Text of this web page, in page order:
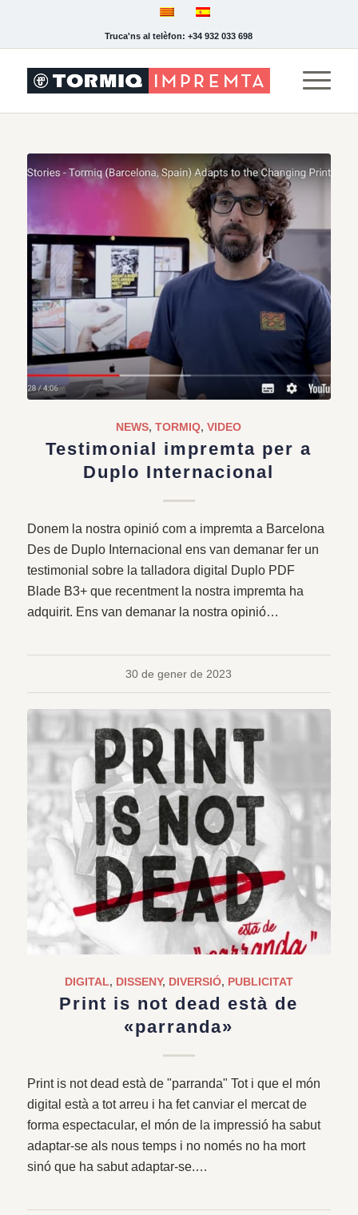
Truca'ns al telèfon: +34 932 033 698
NEWS,TORMIQ,VIDEO
Testimonial impremta per a
Duplo Internacional
Donem la nostra opinió com a impremta a Barcelona
Des de Duplo Internacional ens van demanar fer un
testimonial sobre la talladora digital Duplo PDF
Blade B3+ que recentment la nostra impremta ha
adquirit. Ens van demanar la nostra opinió…
30 de gener de 2023
DIGITAL, DISSENY, DIVERSIÓ, PUBLICITAT
Print is not dead està de
«parranda»
Print is not dead està de "parranda" Tot i que el món
digital està a tot arreu i ha fet canviar el mercat de
forma espectacular, el món de la impressió ha sabut
adaptar-se als nous temps i no només no ha mort
sinó que ha sabut adaptar-se.…